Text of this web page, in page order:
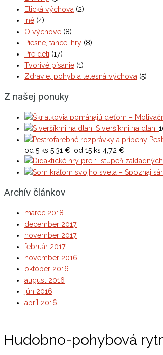
Etická výchova (2)
Iné (4)
O výchove (8)
Piesne, tance, hry (8)
Pre deti (17)
Tvorivé písanie (1)
Zdravie, pohyb a telesná výchova (5)
Z našej ponuky
S veršíkmi na dlani
od 5 ks 5,31 €, od 15 ks 4,72 €
Archív článkov
marec 2018
december 2017
november 2017
február 2017
november 2016
október 2016
august 2016
jún 2016
apríl 2016
Hudobno-pohybová